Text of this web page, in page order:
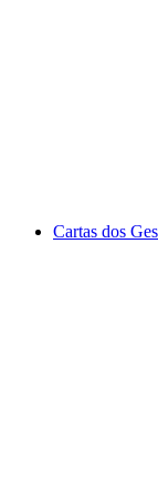
Cartas dos